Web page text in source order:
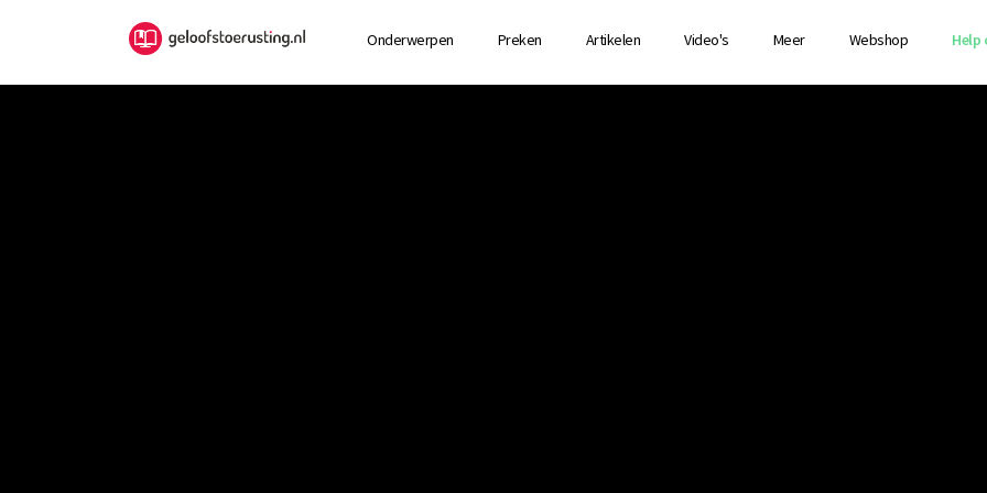
Onderwerpen Preken Artikelen Video's Meer Webshop Help